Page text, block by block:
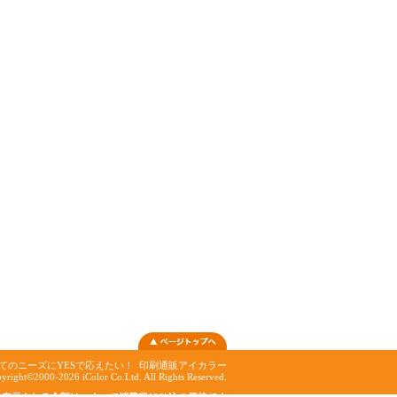
のニーズにYESで応えたい！ 印刷通販アイカラー
2026 iColor Co.Ltd. All Rights Reserved.